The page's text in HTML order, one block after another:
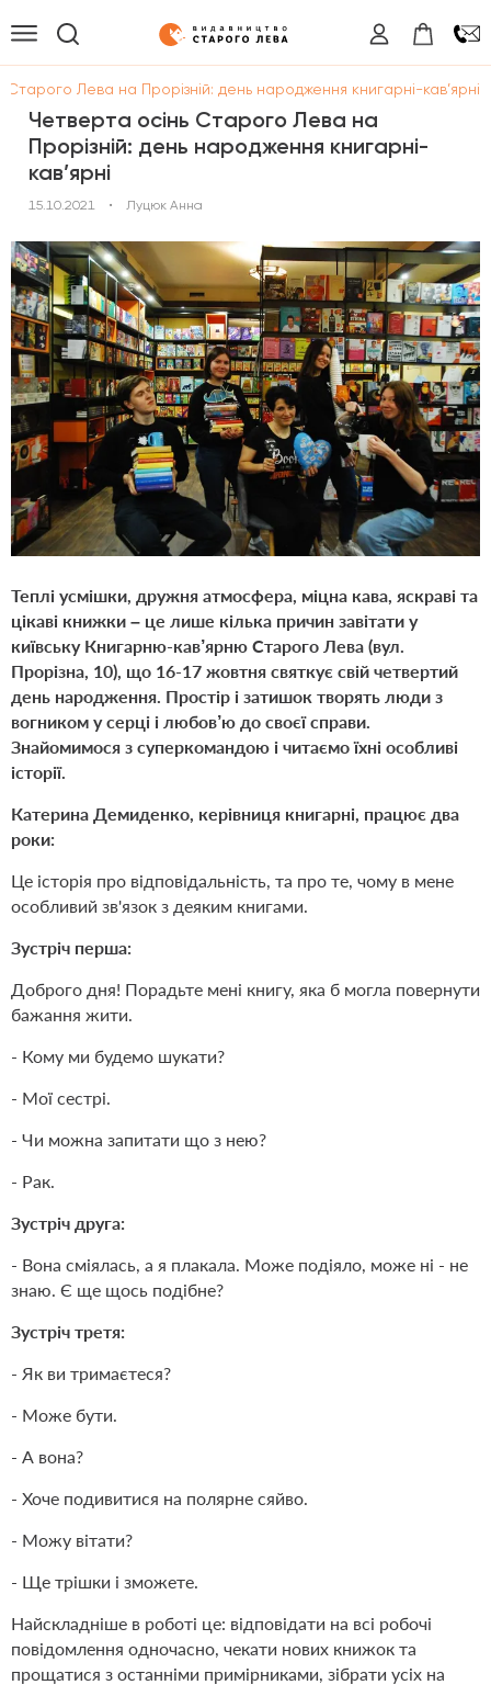
Старого Лева на Прорізній: день народження книгарні-кав’ярні
Четверта осінь Старого Лева на
Прорізній: день народження книгарні-
кав’ярні
15.10.2021 • Луцюк Анна
Теплі усмішки, дружня атмосфера, міцна кава, яскраві та
цікаві книжки – це лише кілька причин завітати у
київську Книгарню-кав’ярню Старого Лева (вул.
Прорізна, 10), що 16-17 жовтня святкує свій четвертий
день народження. Простір і затишок творять люди з
вогником у серці і любов’ю до своєї справи.
Знайомимося з суперкомандою і читаємо їхні особливі
історії.
Катерина Демиденко, керівниця книгарні, працює два
роки:
Це історія про відповідальність, та про те, чому в мене
особливий зв'язок з деяким книгами.
Зустріч перша:
Доброго дня! Порадьте мені книгу, яка б могла повернути
бажання жити.
- Кому ми будемо шукати?
- Мої сестрі.
- Чи можна запитати що з нею?
- Рак.
Зустріч друга:
- Вона сміялась, а я плакала. Може подіяло, може ні - не
знаю. Є ще щось подібне?
Зустріч третя:
- Як ви тримаєтеся?
- Може бути.
- А вона?
- Хоче подивитися на полярне сяйво.
- Можу вітати?
- Ще трішки і зможете.
Найскладніше в роботі це: відповідати на всі робочі
повідомлення одночасно, чекати нових книжок та
прощатися з останніми примірниками, зібрати усіх на